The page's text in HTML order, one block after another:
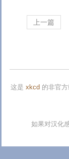
上一篇
这是 xkcd 的非官
如果对汉化